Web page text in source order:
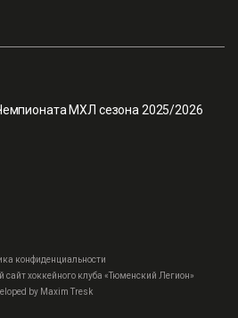
МХЛ сезона 2025/2026
конфиденциальности
хоккейного клуба «Тюменский Легион»
by Maxim Tresk